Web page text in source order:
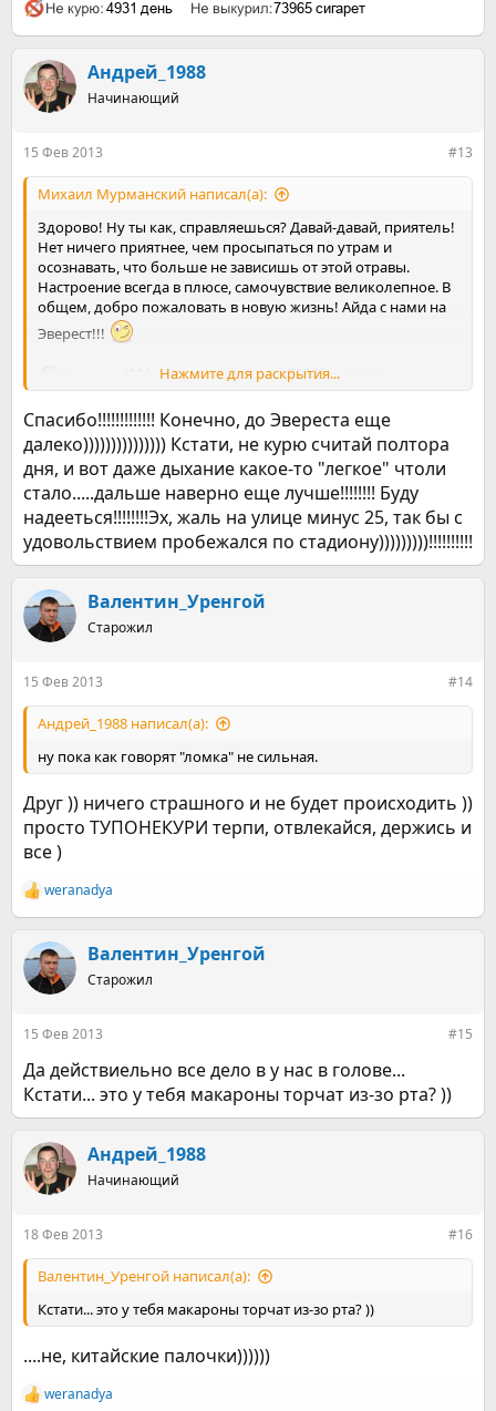
Андрей_1988
Начинающий
15 Фев 2013 #13
Михаил Мурманский написал(а):
Здорово! Ну ты как, справляешься? Давай-давай, приятель!
Нет ничего приятнее, чем просыпаться по утрам и
осознавать, что больше не зависишь от этой отравы.
Настроение всегда в плюсе, самочувствие великолепное. В
общем, добро пожаловать в новую жизнь! Айда с нами на
Эверест!!!
Нажмите для раскрытия...
Спасибо!!!!!!!!!!!!! Конечно, до Эвереста еще
далеко))))))))))))))) Кстати, не курю считай полтора
дня, и вот даже дыхание какое-то "легкое" чтоли
стало.....дальше наверно еще лучше!!!!!!!! Буду
надееться!!!!!!!!Эх, жаль на улице минус 25, так бы с
удовольствием пробежался по стадиону)))))))))!!!!!!!!!!
Валентин_Уренгой
Старожил
15 Фев 2013 #14
Андрей_1988 написал(а):
ну пока как говорят "ломка" не сильная.
Друг )) ничего страшного и не будет происходить ))
просто ТУПОНЕКУРИ терпи, отвлекайся, держись и
все )
Р
е
к
ц
и
weranadya
Валентин_Уренгой
Старожил
15 Фев 2013 #15
Да действиельно все дело в у нас в голове...
Кстати... это у тебя макароны торчат из-зо рта? ))
Андрей_1988
Начинающий
18 Фев 2013 #16
Валентин_Уренгой написал(а):
Кстати... это у тебя макароны торчат из-зо рта? ))
....не, китайские палочки))))))
Р
weranadya